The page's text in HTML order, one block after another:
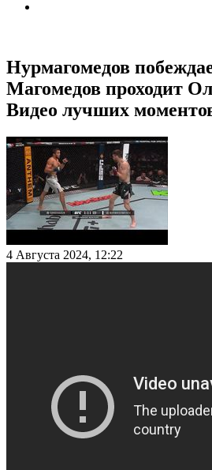
Нурмагомедов
Магомедов проходит
Видео лучших
4 Августа 2024, 12:22